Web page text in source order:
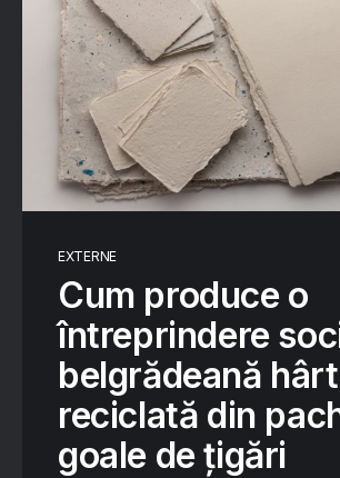
EXTERNE
Cum produce o
întreprindere
belgrădeană
reciclată din
goale de țigări